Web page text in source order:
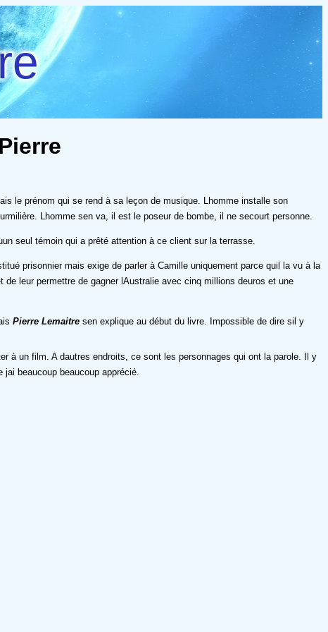
le prénom qui se rend à sa leçon de musique. Lhomme installe son
Lhomme sen va, il est le poseur de bombe, il ne secourt personne.
seul témoin qui a prêté attention à ce client sur la terrasse.
prisonnier mais exige de parler à Camille uniquement parce quil la vu à la
leur permettre de gagner lAustralie avec cinq millions deuros et une
Pierre Lemaitre sen explique au début du livre. Impossible de dire sil y
à un film. A dautres endroits, ce sont les personnages qui ont la parole. Il y
beaucoup beaucoup apprécié.